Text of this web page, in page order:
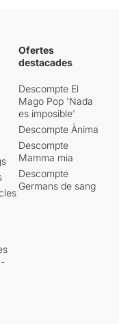
Ofertes
destacades
Descompte El
Mago Pop 'Nada
es imposible'
Descompte Ànima
Descompte
Mamma mia
Descompte
Germans de sang